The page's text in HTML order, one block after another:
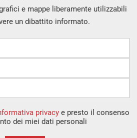
e mappe liberamente utilizzabili
un dibattito informato.
privacy e presto il consenso
dei miei dati personali